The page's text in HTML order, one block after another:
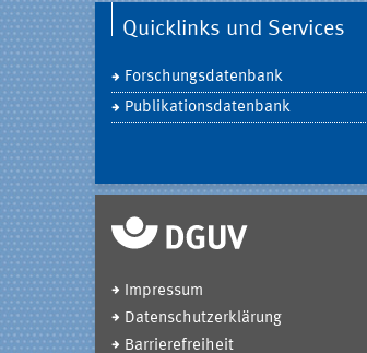
Quicklinks und Services
Forschungsdatenbank
Publikationsdatenbank
Impressum
Datenschutzerklärung
Barrierefreiheit